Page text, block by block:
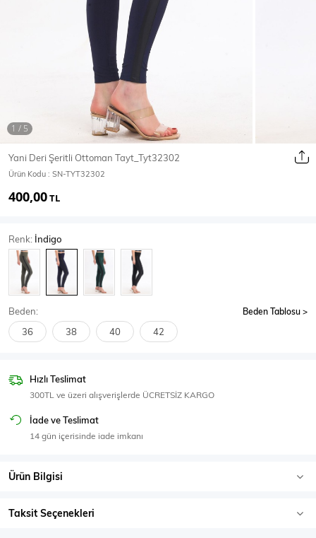
Mont & Kaban
T-Shirt
Body Atlet
SPOR GİYİM
Eşofman Üstü
Yani Deri Şeritli Ottoman Tayt_Tyt32302
Ürün Kodu : SN-TYT32302
400,00TL
Renk: İndigo
Beden: Beden Tablosu
36 38 40 42
Hızlı Teslimat
300TL ve üzeri alışverişlerde ÜCRETSİZ KARGO
İade ve Teslimat
14 gün içerisinde iade imkanı
Ürün Bilgisi
Taksit Seçenekleri